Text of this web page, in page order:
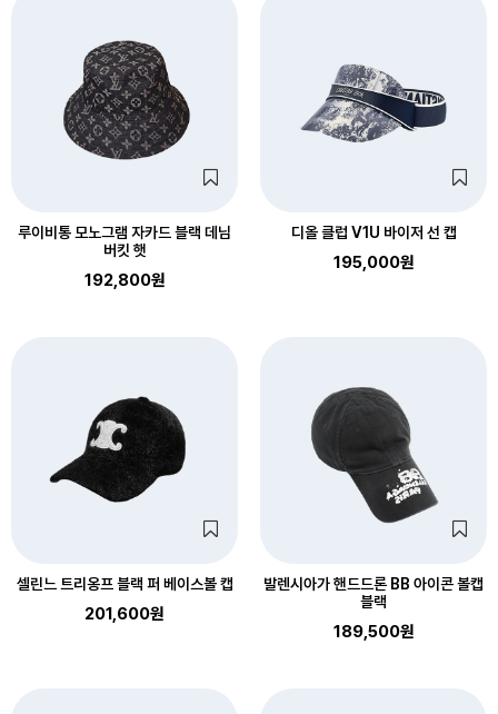
루이비통 모노그램 자카드 블랙 데님
버킷 햇
192,800원
디올 클럽 V1U 바이저 선 캡
195,000원
셀린느 트리옹프 블랙 퍼 베이스볼 캡
201,600원
발렌시아가 핸드드론 BB 아이콘 볼캡
블랙
189,500원